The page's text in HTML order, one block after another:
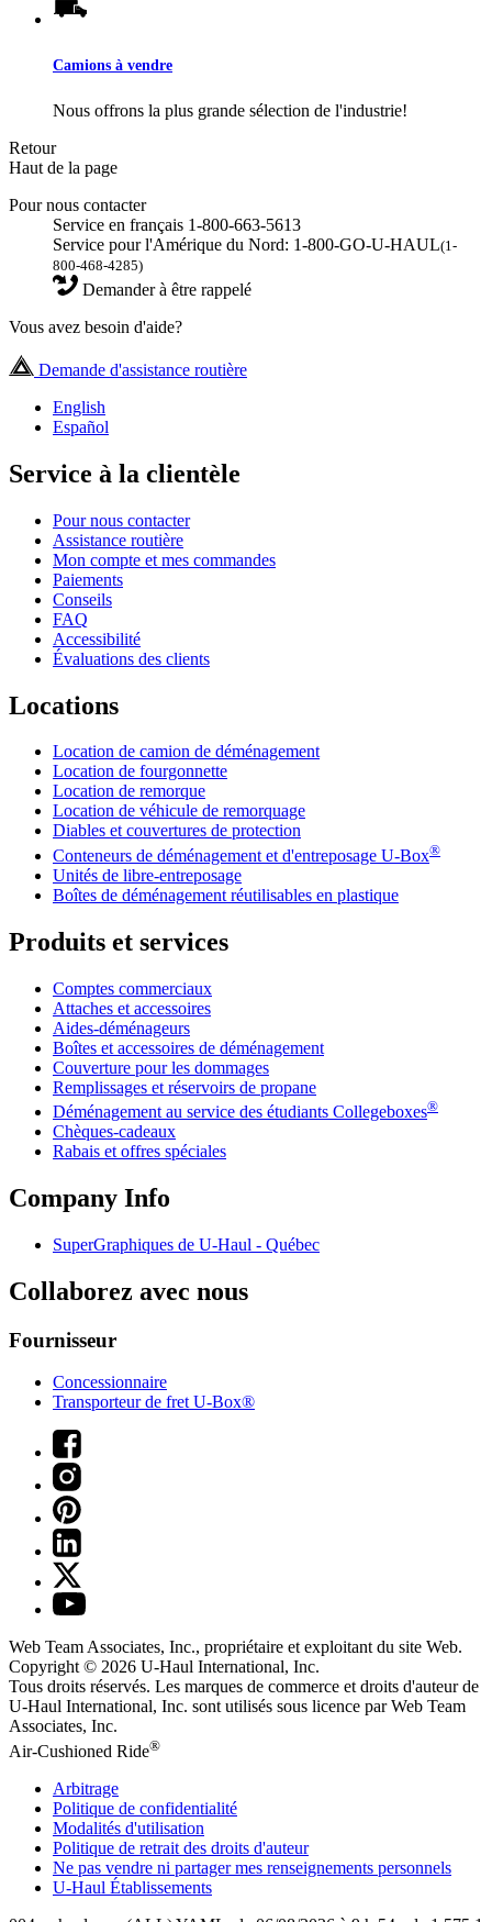
Camions à vendre
Nous offrons la plus grande sélection de l'industrie!
Retour
Haut de la page
Pour nous contacter
Service en français 1-800-663-5613
Service pour l'Amérique du Nord: 1-800-GO-U-HAUL(1-
800-468-4285)
Demander à être rappelé
Vous avez besoin d'aide?
Demande d'assistance routière
English
Español
Service à la clientèle
Pour nous contacter
Assistance routière
Mon compte et mes commandes
Paiements
Conseils
FAQ
Accessibilité
Évaluations des clients
Locations
Location de camion de déménagement
Location de fourgonnette
Location de remorque
Location de véhicule de remorquage
Diables et couvertures de protection
Conteneurs de déménagement et d'entreposage U-Box®
Unités de libre-entreposage
Boîtes de déménagement réutilisables en plastique
Produits et services
Comptes commerciaux
Attaches et accessoires
Aides-déménageurs
Boîtes et accessoires de déménagement
Couverture pour les dommages
Remplissages et réservoirs de propane
Déménagement au service des étudiants Collegeboxes®
Chèques-cadeaux
Rabais et offres spéciales
Company Info
SuperGraphiques de U-Haul - Québec
Collaborez avec nous
Fournisseur
Concessionnaire
Transporteur de fret U-Box®
Web Team Associates, Inc., propriétaire et exploitant du site Web.
Copyright © 2026 U-Haul International, Inc.
Tous droits réservés. Les marques de commerce et droits d'auteur de
U-Haul International, Inc. sont utilisés sous licence par Web Team
Associates, Inc.
Air-Cushioned Ride®
Arbitrage
Politique de confidentialité
Modalités d'utilisation
Politique de retrait des droits d'auteur
Ne pas vendre ni partager mes renseignements personnels
U-Haul Établissements